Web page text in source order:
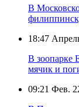
В
18:47
В зоопарке
мячик и
09:21 Фев.